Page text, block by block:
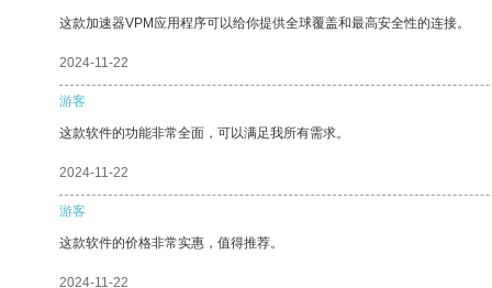
这款加速器VPM应用程序可以给你提供全球覆盖和最高安全性的连接。
2024-11-22
游客
这款软件的功能非常全面，可以满足我所有需求。
2024-11-22
游客
这款软件的价格非常实惠，值得推荐。
2024-11-22